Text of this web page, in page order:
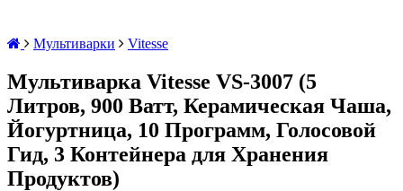
Мультиварки Vitesse
Мультиварка Vitesse VS-3007 (5
Литров, 900 Ватт, Керамическая Чаша,
Йогуртница, 10 Программ, Голосовой
Гид, 3 Контейнера для Хранения
Продуктов)